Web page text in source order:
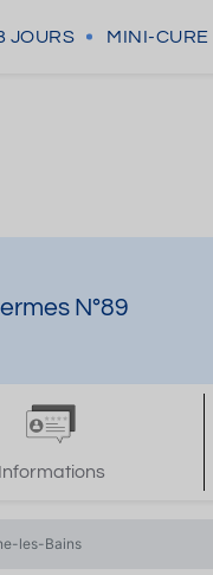
JOURS MINI-CURE
N°89
Informations
les-Bains